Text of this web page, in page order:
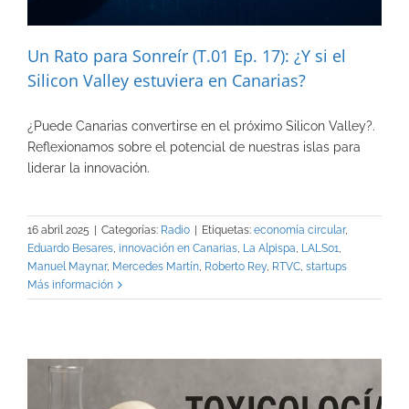
Un Rato para Sonreír (T.01 Ep. 17): ¿Y si el
Silicon Valley estuviera en Canarias?
¿Puede Canarias convertirse en el próximo Silicon Valley?.
Reflexionamos sobre el potencial de nuestras islas para
liderar la innovación.
16 abril 2025 Categorías: Radio Etiquetas: economía circular,
Eduardo Besares, innovación en Canarias, La Alpispa, LALS01,
Manuel Maynar, Mercedes Martín, Roberto Rey, RTVC, startups
Más información